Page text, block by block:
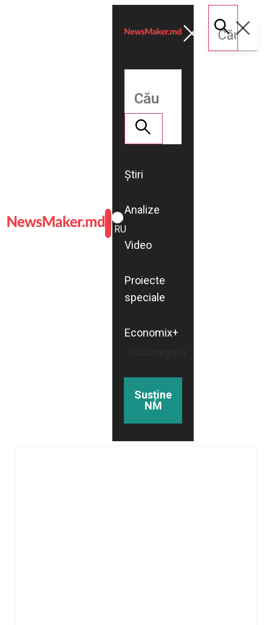
ROMÂNĂ
RU
Știri
Analize
Video
Proiecte
speciale
Economix+
Susține
NM